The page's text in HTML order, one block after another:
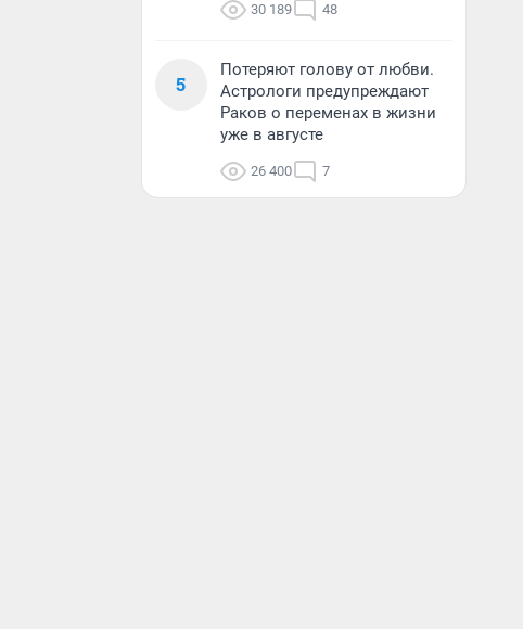
30 189 48
5
Потеряют голову от любви.
Астрологи предупреждают
Раков о переменах в жизни
уже в августе
26 400 7